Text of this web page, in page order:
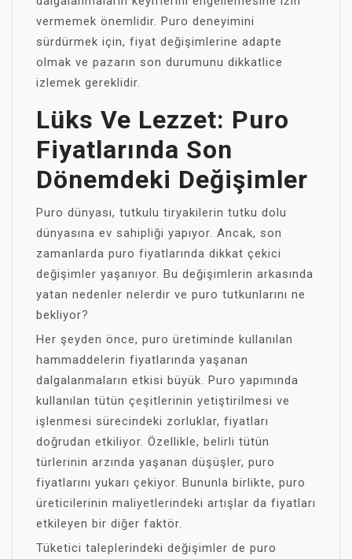
vermemek önemlidir. Puro deneyimini
sürdürmek için, fiyat değişimlerine adapte
olmak ve pazarın son durumunu dikkatlice
izlemek gereklidir.
Lüks Ve Lezzet: Puro
Fiyatlarında Son
Dönemdeki Değişimler
Puro dünyası, tutkulu tiryakilerin tutku dolu
dünyasına ev sahipliği yapıyor. Ancak, son
zamanlarda puro fiyatlarında dikkat çekici
değişimler yaşanıyor. Bu değişimlerin arkasında
yatan nedenler nelerdir ve puro tutkunlarını ne
bekliyor?
Her şeyden önce, puro üretiminde kullanılan
hammaddelerin fiyatlarında yaşanan
dalgalanmaların etkisi büyük. Puro yapımında
kullanılan tütün çeşitlerinin yetiştirilmesi ve
işlenmesi sürecindeki zorluklar, fiyatları
doğrudan etkiliyor. Özellikle, belirli tütün
türlerinin arzında yaşanan düşüşler, puro
fiyatlarını yukarı çekiyor. Bununla birlikte, puro
üreticilerinin maliyetlerindeki artışlar da fiyatları
etkileyen bir diğer faktör.
Tüketici taleplerindeki değişimler de puro